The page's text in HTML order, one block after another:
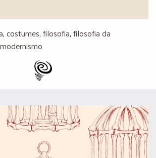
,costumes,filosofia,filosofia da
modernismo